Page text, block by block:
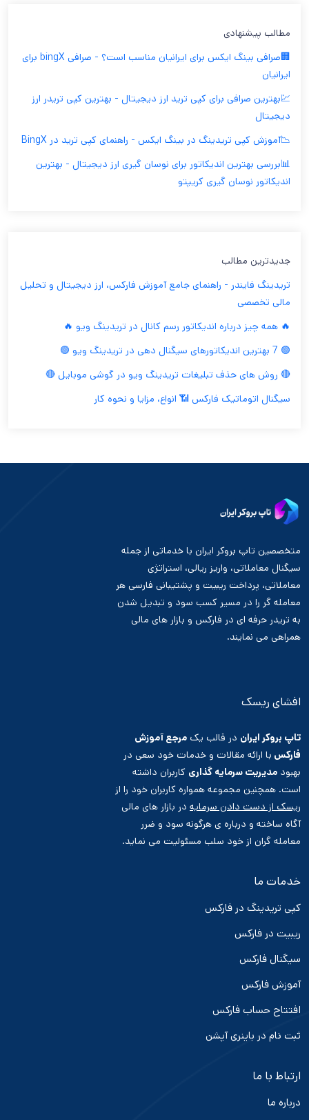
مطالب پیشنهادی
🏢صرافی بینگ ایکس برای ایرانیان مناسب است؟ - صرافی bingX برای
ایرانیان
💹بهترین صرافی برای کپی ترید ارز دیجیتال - بهترین کپی تریدر ارز
دیجیتال
📉آموزش کپی تریدینگ در بینگ ایکس - راهنمای کپی ترید در BingX
📊بررسی بهترین اندیکاتور برای نوسان گیری ارز دیجیتال - بهترین
اندیکاتور نوسان گیری کریپتو
جدیدترین مطالب
تریدینگ فایندر - راهنمای جامع آموزش فارکس، ارز دیجیتال و تحلیل
مالی تخصصی
🔥 همه چیز درباره اندیکاتور رسم کانال در تریدینگ ویو 🔥
🟢 7 بهترین اندیکاتورهای سیگنال دهی در تریدینگ ویو 🟢
🔴 روش های حذف تبلیغات تریدینگ ویو در گوشی موبایل 🔴
سیگنال اتوماتیک فارکس 📶 انواع، مزایا و نحوه کار
متخصصین تاپ بروکر ایران با خدماتی از جمله
سیگنال معاملاتی، واریز ریالی، استراتژی
معاملاتی، پرداخت ریبیت و پشتیبانی فارسی هر
معامله گر را در مسیر کسب سود و تبدیل شدن
به تریدر حرفه ای در فارکس و بازار های مالی
همراهی می نمایند.
افشای ریسک
تاپ بروکر ایران در قالب یک مرجع آموزش
فارکس با ارائه مقالات و خدمات خود سعی در
بهبود مدیریت سرمایه گذاری کاربران داشته
است. همچنین مجموعه همواره کاربران خود را از
ریسک از دست دادن سرمایه در بازار های مالی
آگاه ساخته و درباره ی هرگونه سود و ضرر
معامله گران از خود سلب مسئولیت می نماید.
خدمات ما
کپی تریدینگ در فارکس
ریبیت در فارکس
سیگنال فارکس
آموزش فارکس
افتتاح حساب فارکس
ثبت نام در باینری آپشن
ارتباط با ما
درباره ما